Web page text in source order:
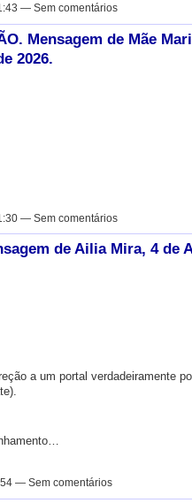
— Sem comentários
Mensagem de Mãe
2026.
— Sem comentários
de Ailia Mira, 4 de
a um portal verdadeiramente
— Sem comentários